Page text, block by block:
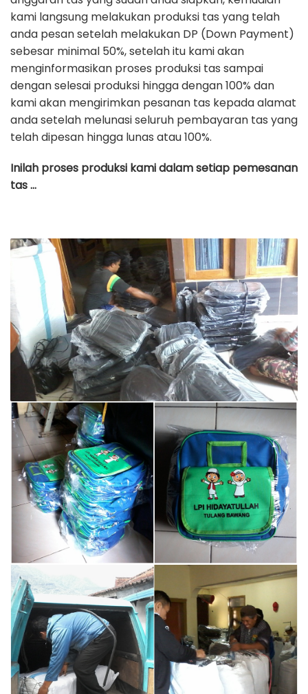
kami langsung melakukan produksi tas yang telah
anda pesan setelah melakukan DP (Down Payment)
sebesar minimal 50%, setelah itu kami akan
menginformasikan proses produksi tas sampai
dengan selesai produksi hingga dengan 100% dan
kami akan mengirimkan pesanan tas kepada alamat
anda setelah melunasi seluruh pembayaran tas yang
telah dipesan hingga lunas atau 100%.
Inilah proses produksi kami dalam setiap pemesanan
tas …